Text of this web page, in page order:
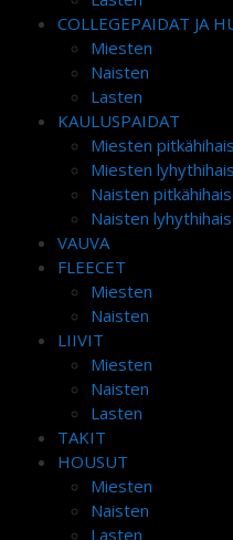
COLLEGEPAIDAT JA
Miesten
Naisten
Lasten
KAULUSPAIDAT
Miesten
Miesten
Naisten
Naisten
VAUVA
FLEECET
Miesten
Naisten
LIIVIT
Miesten
Naisten
Lasten
TAKIT
HOUSUT
Miesten
Naisten
Lasten